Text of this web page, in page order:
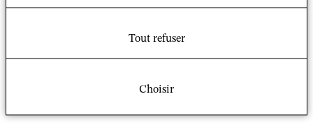
GSRL
Tout refuser
Choisir